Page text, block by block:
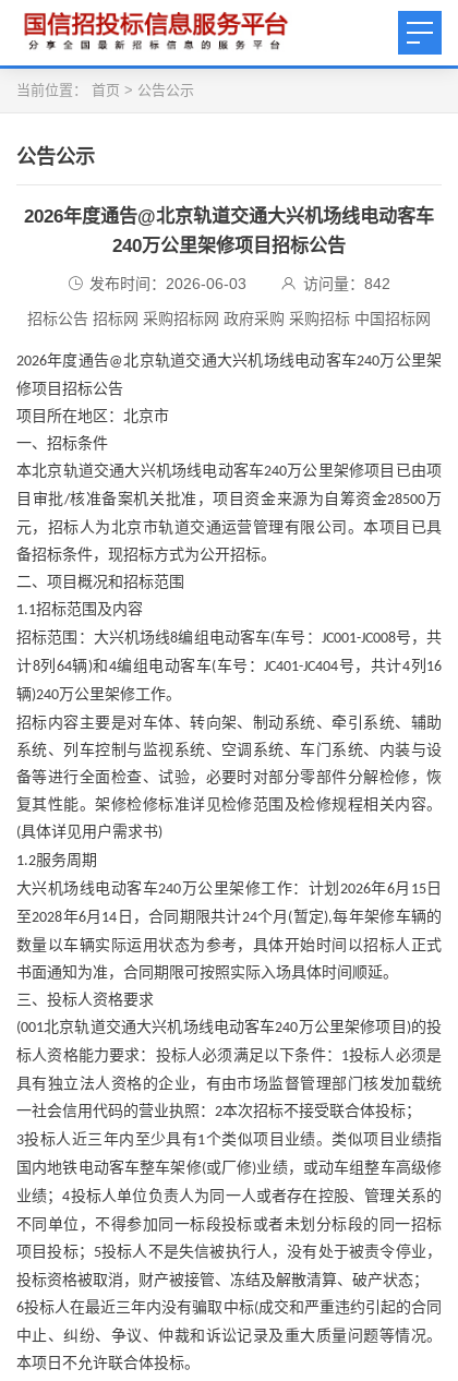
当前位置： 首页 > 公告公示
公告公示
2026年度通告@北京轨道交通大兴机场线电动客车
240万公里架修项目招标公告
发布时间：2026-06-03 访问量： 842
招标公告 招标网 采购招标网 政府采购 采购招标 中国招标网
2026年度通告@北京轨道交通大兴机场线电动客车240万公里架
修项目招标公告
项目所在地区：北京市
一、招标条件
本北京轨道交通大兴机场线电动客车240万公里架修项目已由项
目审批/核准备案机关批准，项目资金来源为自筹资金28500 万
元，招标人为北京市轨道交通运营管理有限公司。本项目已具
备招标条件，现招标方式为公开招标。
二、项目概况和招标范围
1.1招标范围及内容
招标范围：大兴机场线8编组电动客车(车号： JC001-JC008号，共
计8列 64辆 )和 4编组电动客车(车号：JC401-JC404号，共计4列 16
辆)240万公里架修工作。
招标内容主要是对车体、转向架、制动系统、牵引系统、辅助
系统、列车控制与监视系统、空调系统、车门系统、内装与设
备等进行全面检查、试验，必要时对部分零部件分解检修，恢
复其性能。架修检修标准详见检修范围及检修规程相关内容。
(具体详见用户需求书)
1.2服务周期
大兴机场线电动客车240 万公里架修工作：计划 2026年6月 15日
至2028年6月 14 日，合同期限共计24个月 (暂定),每年架修车辆的
数量以车辆实际运用状态为参考，具体开始时间以招标人正式
书面通知为准，合同期限可按照实际入场具体时间顺延。
三、投标人资格要求
(001北京轨道交通大兴机场线电动客车240 万公里架修项目 )的投
标人资格能力要求：投标人必须满足以下条件： 1投标人必须是
具有独立法人资格的企业，有由市场监督管理部门核发加载统
一社会信用代码的营业执照： 2本次招标不接受联合体投标；
3投标人近三年内至少具有1个类似项目业绩。类似项目业绩指
国内地铁电动客车整车架修(或厂修)业绩，或动车组整车高级修
业绩；4投标人单位负责人为同一人或者存在控股、管理关系的
不同单位，不得参加同一标段投标或者未划分标段的同一招标
项目投标； 5投标人不是失信被执行人，没有处于被责令停业，
投标资格被取消，财产被接管、冻结及解散清算、破产状态；
6投标人在最近三年内没有骗取中标(成交和严重违约引起的合同
中止、纠纷、争议、仲裁和诉讼记录及重大质量问题等情况。
本项日不允许联合体投标。